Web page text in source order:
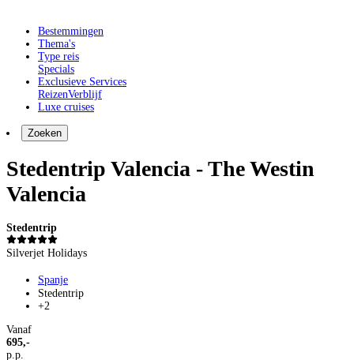
Bestemmingen
Thema's
Type reis
Specials
Exclusieve Services
ReizenVerblijf
Luxe cruises
Zoeken
Stedentrip Valencia - The Westin
Valencia
Stedentrip
Silverjet Holidays
Spanje
Stedentrip
+2
Vanaf
695,-
p.p.